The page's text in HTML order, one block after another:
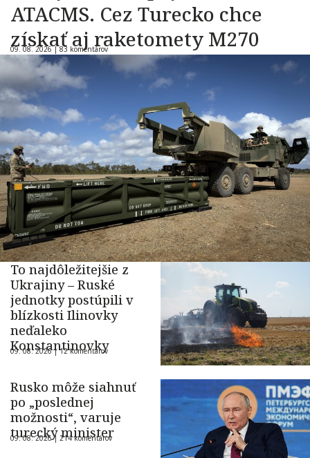
ATACMS. Cez Turecko chce
získať aj raketomety M270
09. 08. 2026 |83 komentárov
To najdôležitejšie z
Ukrajiny – Ruské
jednotky postúpili v
blízkosti Ilinovky
neďaleko
Konstantinovky
09. 08. 2026 |12 komentárov
Rusko môže siahnuť
po „poslednej
možnosti“, varuje
turecký minister
09. 08. 2026 | 214 komentárov